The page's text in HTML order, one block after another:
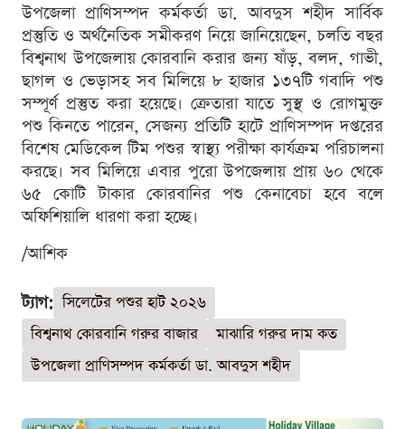
উপজেলা প্রাণিসম্পদ কর্মকর্তা ডা. আবদুস শহীদ সার্বিক
প্রস্তুতি ও অর্থনৈতিক সমীকরণ নিয়ে জানিয়েছেন, চলতি বছর
বিশ্বনাথ উপজেলায় কোরবানি করার জন্য ষাঁড়, বলদ, গাভী,
ছাগল ও ভেড়াসহ সব মিলিয়ে ৮ হাজার ১৩৭টি গবাদি পশু
সম্পূর্ণ প্রস্তুত করা হয়েছে। ক্রেতারা যাতে সুস্থ ও রোগমুক্ত
পশু কিনতে পারেন, সেজন্য প্রতিটি হাটে প্রাণিসম্পদ দপ্তরের
বিশেষ মেডিকেল টিম পশুর স্বাস্থ্য পরীক্ষা কার্যক্রম পরিচালনা
করছে। সব মিলিয়ে এবার পুরো উপজেলায় প্রায় ৬০ থেকে
৬৫ কোটি টাকার কোরবানির পশু কেনাবেচা হবে বলে
অফিশিয়ালি ধারণা করা হচ্ছে।
/আশিক
ট্যাগ: সিলেটের পশুর হাট ২০২৬
বিশ্বনাথ কোরবানি গরুর বাজার
মাঝারি গরুর দাম কত
উপজেলা প্রাণিসম্পদ কর্মকর্তা ডা. আবদুস শহীদ